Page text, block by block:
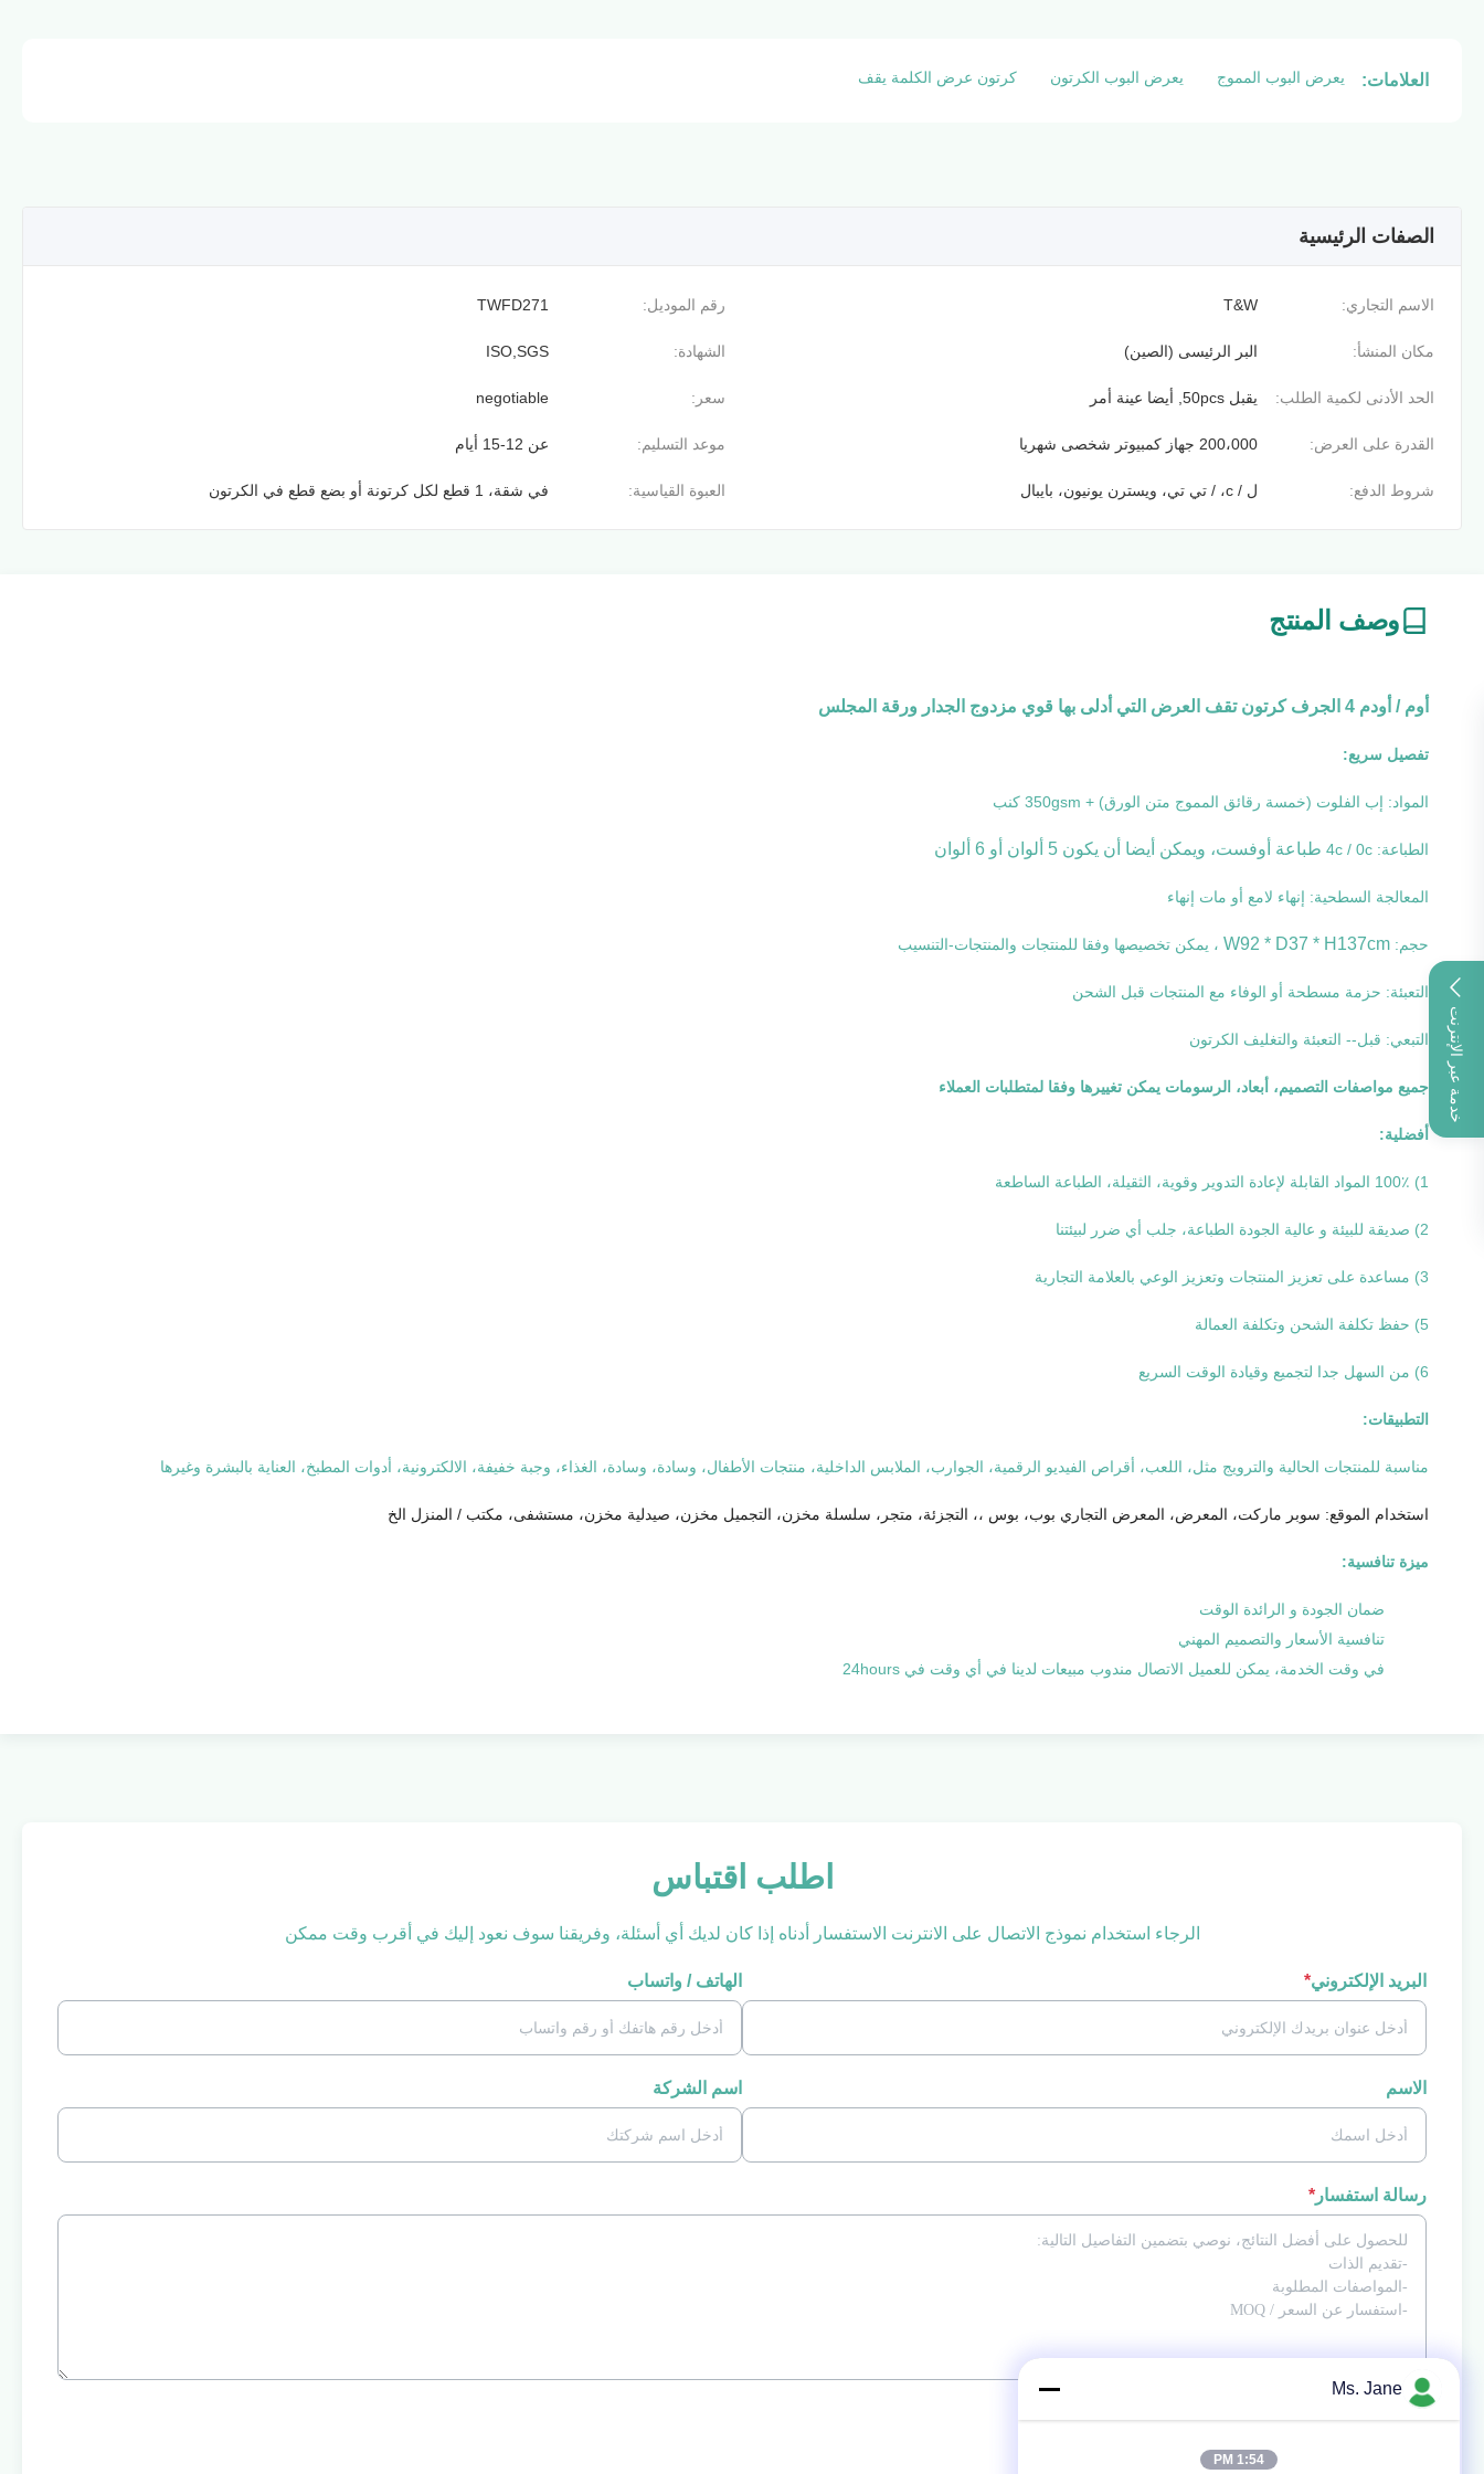
خدمة عبر الإنترنت
العلامات: يعرض البوب ​​المموج يعرض البوب ​​الكرتون كرتون عرض الكلمة يقف
الصفات الرئيسية
الاسم التجاري: T&W رقم الموديل: TWFD271
مكان المنشأ: البر الرئيسى (الصين) الشهادة: ISO,SGS
الحد الأدنى لكمية الطلب: يقبل 50pcs, أيضا عينة أمر سعر: negotiable
القدرة على العرض: 200،000 جهاز كمبيوتر شخصى شهريا موعد التسليم: عن 12-15 أيام
شروط الدفع: ل / c، / تي تي، ويسترن يونيون، بايبال العبوة القياسية: في شقة، 1 قطع لكل كرتونة أو بضع قطع في الكرتون
وصف المنتج
أوم / أودم 4 الجرف كرتون تقف العرض التي أدلى بها قوي مزدوج الجدار ورقة المجلس
تفصيل سريع:
المواد: إب الفلوت (خمسة رقائق المموج متن الورق) + 350gsm كنب
الطباعة: 4c / 0c طباعة أوفست، ويمكن أيضا أن يكون 5 ألوان أو 6 ألوان
المعالجة السطحية: إنهاء لامع أو مات إنهاء
حجم: ، يمكن تخصيصها وفقا للمنتجات والمنتجات-التنسيب
التعبئة: حزمة مسطحة أو الوفاء مع المنتجات قبل الشحن
التبعي: قبل-- التعبئة والتغليف الكرتون
جميع مواصفات التصميم، أبعاد، الرسومات يمكن تغييرها وفقا لمتطلبات العملاء
أفضلية:
1) 100٪ المواد القابلة لإعادة التدوير وقوية، الثقيلة، الطباعة الساطعة
2) صديقة للبيئة و عالية الجودة الطباعة، جلب أي ضرر لبيئتنا
3) مساعدة على تعزيز المنتجات وتعزيز الوعي بالعلامة التجارية
5) حفظ تكلفة الشحن وتكلفة العمالة
6) من السهل جدا لتجميع وقيادة الوقت السريع
التطبيقات:
مناسبة للمنتجات الحالية والترويج مثل، اللعب، أقراص الفيديو الرقمية، الجوارب، الملابس الداخلية، منتجات الأطفال، وسادة، وسادة، الغذاء، وجبة خفيفة، الالكترونية، أدوات المطبخ، العناية بالبشرة وغيرها
استخدام الموقع: سوبر ماركت، المعرض، المعرض التجاري بوب، بوس ،، التجزئة، متجر، سلسلة مخزن، التجميل مخزن، صيدلية مخزن، مستشفى، مكتب / المنزل الخ
ميزة تنافسية:
ضمان الجودة و الرائدة الوقت
تنافسية الأسعار والتصميم المهني
في وقت الخدمة، يمكن للعميل الاتصال مندوب مبيعات لدينا في أي وقت في 24hours
اطلب اقتباس
الرجاء استخدام نموذج الاتصال على الانترنت الاستفسار أدناه إذا كان لديك أي أسئلة، وفريقنا سوف نعود إليك في أقرب وقت ممكن
البريد الإلكتروني* الهاتف / واتساب
الاسم اسم الشركة
رسالة استفسار *
إرفاق الملفات
Ms. Jane
1:54 PM